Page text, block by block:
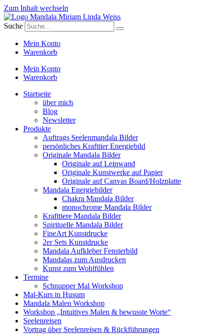
Zum Inhalt wechseln
Suche
Mein Konto
Warenkorb
Mein Konto
Warenkorb
Startseite
über mich
Blog
Newsletter
Produkte
Auftrags Seelenmandala Bilder
persönliches Krafttier Energiebild
Originale Mandala Bilder
Originale auf Leinwand
Originale Kunstwerke auf Papier
Originale auf Canvas Board/Holzplatte
Mandala Energiebilder
Chakra Mandala Bilder
monochrome Mandala Bilder
Krafttiere Mandala Bilder
Spirituelle Mandala Bilder
FineArt Kunstdrucke
2er Sets Kunstdrucke
Mandala Aufkleber Fensterbild
Mandalas zum Ausdrucken
Kunst zum Wohlfühlen
Termine
Schnupper Mal Workshop
Mal-Kurs in Husum
Mandala Malen Workshop
Workshop „Intuitives Malen & bewusste Worte“
Seelenreisen
Vortrag über Seelenreisen & Rückführungen